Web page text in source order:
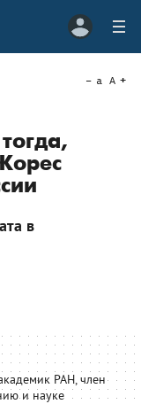
a A
в
РАН, член
и науке